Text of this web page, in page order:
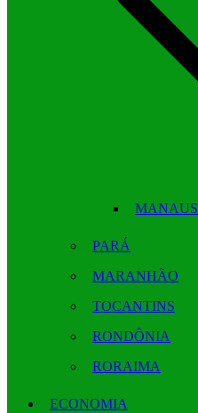
MANAUS
PARÁ
MARANHÃO
TOCANTINS
RONDÔNIA
RORAIMA
ECONOMIA